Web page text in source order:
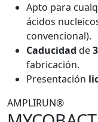
Apto para
ácidos
convencional).
Caducidad de
fabricación.
Presentación
AMPLIRUN®